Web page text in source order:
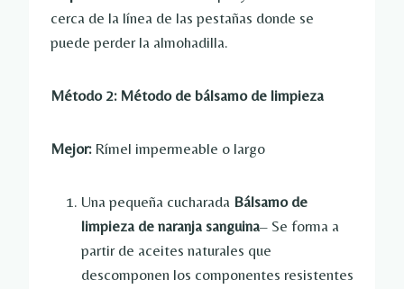
cerca de la línea de las pestañas donde se
puede perder la almohadilla.
Método 2: Método de bálsamo de limpieza
Mejor:Rímel impermeable o largo
Una pequeña cucharada Bálsamo de
limpieza de naranja sanguina– Se forma a
partir de aceites naturales que
descomponen los componentes resistentes